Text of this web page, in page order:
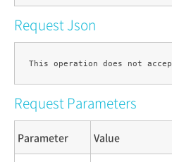
Request Json
Request Parameters
Parameter Value